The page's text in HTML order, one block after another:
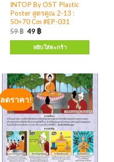
ลดราคา!
INTOP By OST Plastic
Poster สูตรคูณ 2-13 :
50×70 Cm #EP-031
59฿ 49 ฿
หยิบใส่ตะกร้า